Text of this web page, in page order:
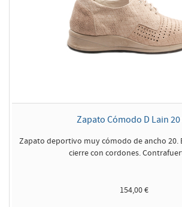
Zapato Cómodo D Lain 20
Zapato deportivo muy cómodo de ancho 20.
cierre con cordones.
154,00 €